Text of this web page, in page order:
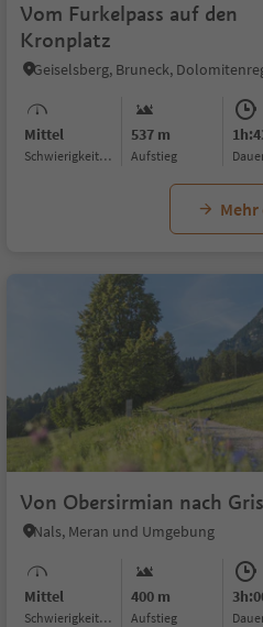
Vom Furkelpass auf den
Kronplatz
Mittel
Schwierigkeitsgrad
537 m
Aufstieg
Mehr
Von Obersirmian nach
Nals, Meran und Umgebung
Mittel
Schwierigkeitsgrad
400 m
Aufstieg